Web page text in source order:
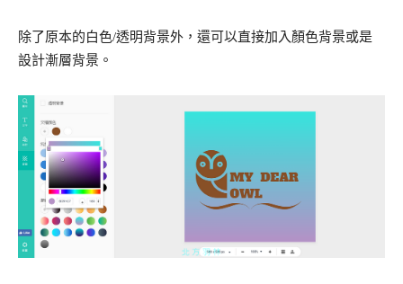
除了原本的白色/透明背景外，還可以直接加入顏色背景或是
設計漸層背景。